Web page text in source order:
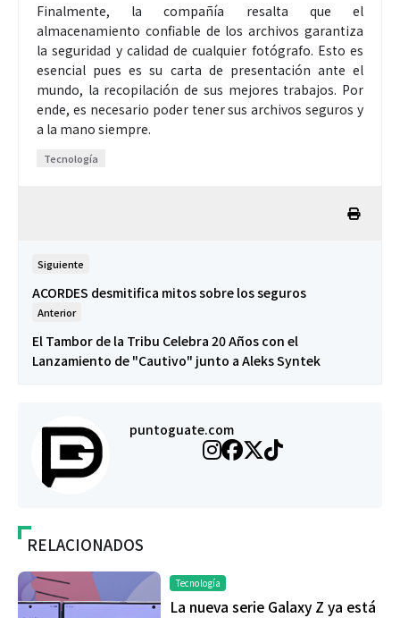
Finalmente, la compañía resalta que el
almacenamiento confiable de los archivos garantiza
la seguridad y calidad de cualquier fotógrafo. Esto es
esencial pues es su carta de presentación ante el
mundo, la recopilación de sus mejores trabajos. Por
ende, es necesario poder tener sus archivos seguros y
a la mano siempre.
Tecnología
Siguiente
ACORDES desmitifica mitos sobre los seguros
Anterior
El Tambor de la Tribu Celebra 20 Años con el
Lanzamiento de "Cautivo" junto a Aleks Syntek
puntoguate.com
RELACIONADOS
Tecnología
La nueva serie Galaxy Z ya está